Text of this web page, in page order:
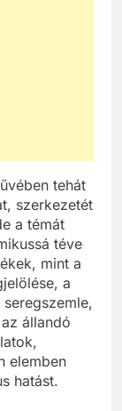
tehát
szerkezetét
a témát
téve
mint a
a
állandó
elemben
hatást.